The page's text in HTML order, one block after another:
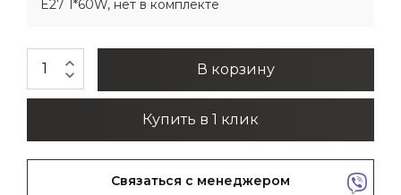
E27 1*60W, нет в комплекте
expand_less
expand_more В корзину
Купить в 1 клик
Связаться с менеджером